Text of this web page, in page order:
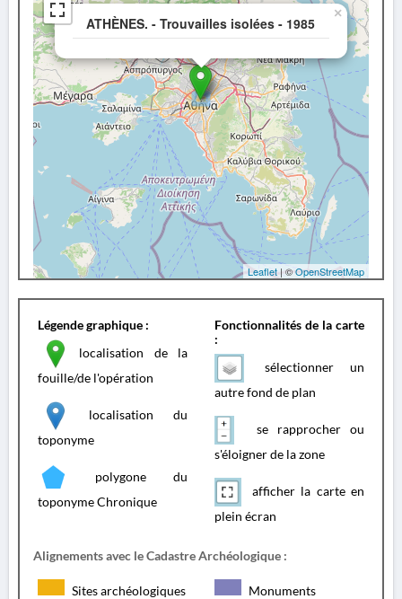
ATHÈNES. - Trouvailles isolées - 1985
×
Leaflet| ©OpenStreetMap
Légende graphique :
localisation de la
fouille/de l'opération
localisation du
toponyme
polygone du
toponyme Chronique
Fonctionnalités de la carte
:
sélectionner un
autre fond de plan
se rapprocher ou
s'éloigner de la zone
afficher la carte en
plein écran
Alignements avec le Cadastre Archéologique :
Sites archéologiques Monuments